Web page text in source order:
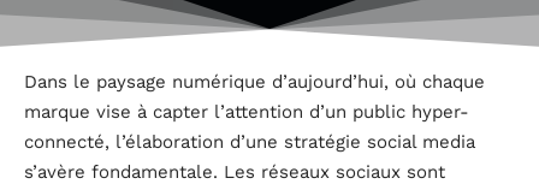
Dans le paysage numérique d’aujourd’hui, où chaque
marque vise à capter l’attention d’un public hyper-
connecté, l’élaboration d’une stratégie social media
s’avère fondamentale. Les réseaux sociaux sont